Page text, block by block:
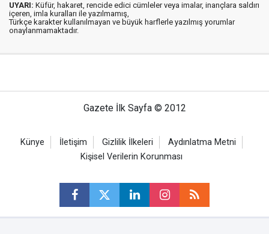
UYARI: Küfür, hakaret, rencide edici cümleler veya imalar, inançlara saldırı
içeren, imla kuralları ile yazılmamış,
Türkçe karakter kullanılmayan ve büyük harflerle yazılmış yorumlar
onaylanmamaktadır.
Gazete İlk Sayfa © 2012
Künye İletişim Gizlilik İlkeleri
Aydınlatma Metni
Kişisel Verilerin Korunması